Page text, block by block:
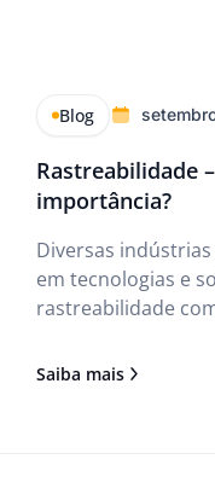
Blog
Rastreabilidade
importância?
Diversas
em tecnologias e
rastreabilidade
Saiba mais